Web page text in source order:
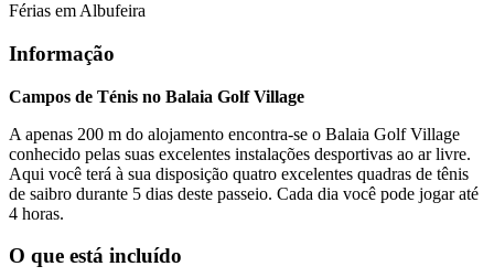
Férias em Albufeira
Informação
Campos de Ténis no Balaia Golf Village
A apenas 200 m do alojamento encontra-se o Balaia Golf Village
conhecido pelas suas excelentes instalações desportivas ao ar livre.
Aqui você terá à sua disposição quatro excelentes quadras de tênis
de saibro durante 5 dias deste passeio. Cada dia você pode jogar até
4 horas.
O que está incluído